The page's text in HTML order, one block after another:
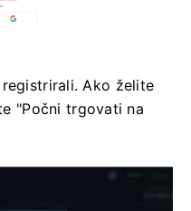
Ako želite
"Počni trgovati na